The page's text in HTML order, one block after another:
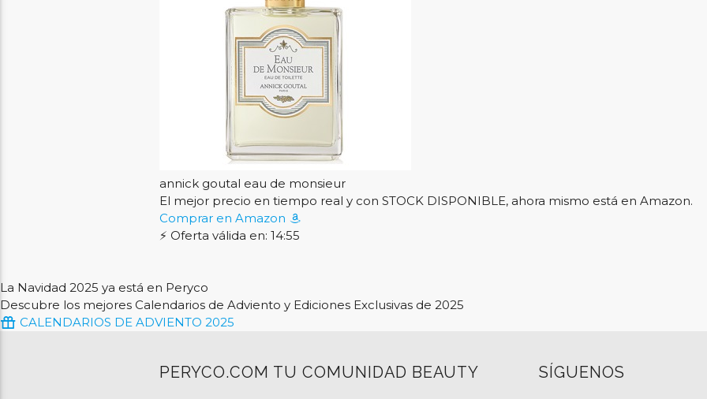
annick goutal eau de monsieur
El mejor precio en tiempo real y con STOCK DISPONIBLE, ahora mismo está en Amazon.
Comprar en Amazon
⚡ Oferta válida en: 14:54
La Navidad 2025 ya está en Peryco
Descubre los mejores Calendarios de Adviento y Ediciones Exclusivas de 2025
CALENDARIOS DE ADVIENTO 2025
PERYCO.COM TU COMUNIDAD BEAUTY SÍGUENOS